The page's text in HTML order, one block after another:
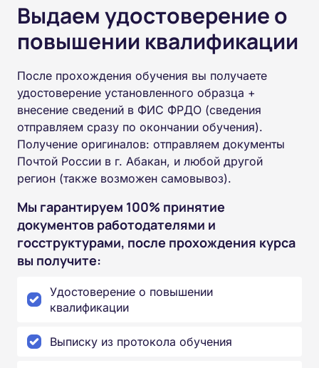
Выдаем удостоверение о
повышении квалификации
После прохождения обучения вы получаете
удостоверение установленного образца +
внесение сведений в ФИС ФРДО (сведения
отправляем сразу по окончании обучения).
Получение оригиналов: отправляем документы
Почтой России в г. Абакан, и любой другой
регион (также возможен самовывоз).
Мы гарантируем 100% принятие
документов работодателями и
госструктурами, после прохождения курса
вы получите:
Удостоверение о повышении
квалификации
Выписку из протокола обучения